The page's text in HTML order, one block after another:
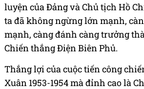
luyện của Đảng và Chủ tịch Hồ
ta đã không ngừng lớn mạnh,
mạnh, càng đánh càng trưởng
Chiến thắng Điện Biên Phủ.
Thắng lợi của cuộc tiến công
Xuân 1953-1954 mà đỉnh cao là